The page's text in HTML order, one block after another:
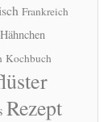
Frankreich
Hähnchen
Kochbuch
Rezept